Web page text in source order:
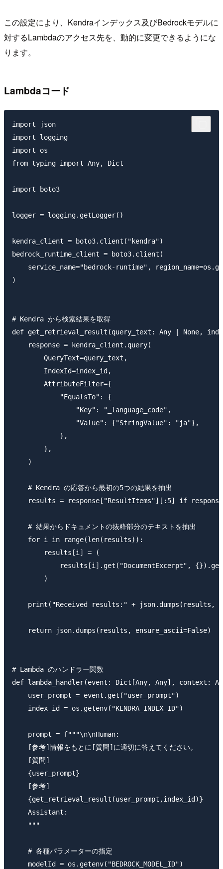
この設定により、Kendraインデックス及びBedrockモデルに
対するLambdaのアクセス先を、動的に変更できるようにな
ります。
Lambdaコード
import json
import logging
import os
from typing import Any, Dict
import boto3
logger = logging.getLogger()
kendra_client = boto3.client("kendra")
bedrock_runtime_client = boto3.client(
service_name="bedrock-runtime",
)
# Kendra から検索結果を取得
def get_retrieval_result(query_text: Any | None,
    response = kendra_client.query(
        QueryText=query_text,
        IndexId=index_id,
        AttributeFilter={
            "EqualsTo": {
                "Key": "_language_code",
                "Value": {"StringValue": "ja"},
            },
        },
    )
    # Kendra の応答から最初の5つの結果を抽出
results = response["ResultItems"][:5] if
    # 結果からドキュメントの抜粋部分のテキストを抽出
    for i in range(len(results)):
        results[i] = (
results[i].get("DocumentExcerpt",
        )
print("Received results:" + json.dumps(results,
    return json.dumps(results, ensure_ascii=False)
# Lambda のハンドラー関数
def lambda_handler(event: Dict[Any, Any], context:
    user_prompt = event.get("user_prompt")
    index_id = os.getenv("KENDRA_INDEX_ID")
    prompt = f"""\n\nHuman:
    [参考]情報をもとに[質問]に適切に答えてください。
    [質問]
    {user_prompt}
    [参考]
    {get_retrieval_result(user_prompt,index_id)}
    Assistant:
    """
    # 各種パラメーターの指定
    modelId = os.getenv("BEDROCK_MODEL_ID")